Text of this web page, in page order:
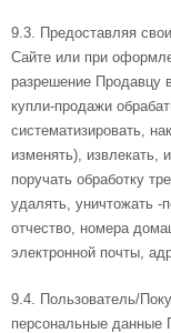
9.3. Предоставляя
Сайте или при
разрешение Продавцу
купли-продажи
систематизировать,
изменять), извлекать,
поручать обработку
удалять, уничтожать
отчество, номера
электронной почты,
9.4. Пользователь/
персональные данные